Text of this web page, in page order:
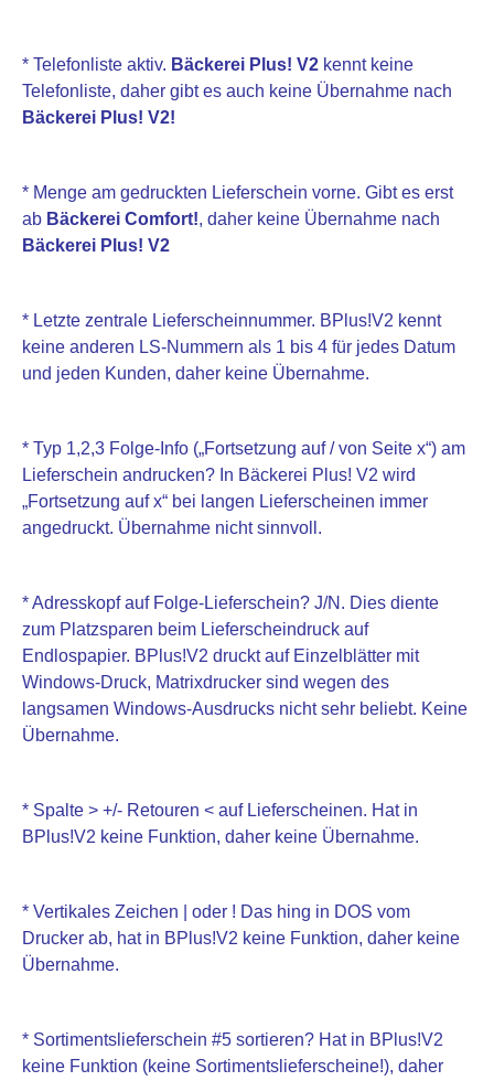
* Telefonliste aktiv. Bäckerei Plus! V2 kennt keine
Telefonliste, daher gibt es auch keine Übernahme nach
Bäckerei Plus! V2!
* Menge am gedruckten Lieferschein vorne. Gibt es erst
ab Bäckerei Comfort!, daher keine Übernahme nach
Bäckerei Plus! V2
* Letzte zentrale Lieferscheinnummer. BPlus!V2 kennt
keine anderen LS-Nummern als 1 bis 4 für jedes Datum
und jeden Kunden, daher keine Übernahme.
* Typ 1,2,3 Folge-Info („Fortsetzung auf / von Seite x“) am
Lieferschein andrucken? In Bäckerei Plus! V2 wird
„Fortsetzung auf x“ bei langen Lieferscheinen immer
angedruckt. Übernahme nicht sinnvoll.
* Adresskopf auf Folge-Lieferschein? J/N. Dies diente
zum Platzsparen beim Lieferscheindruck auf
Endlospapier. BPlus!V2 druckt auf Einzelblätter mit
Windows-Druck, Matrixdrucker sind wegen des
langsamen Windows-Ausdrucks nicht sehr beliebt. Keine
Übernahme.
* Spalte > +/- Retouren < auf Lieferscheinen. Hat in
BPlus!V2 keine Funktion, daher keine Übernahme.
* Vertikales Zeichen | oder ! Das hing in DOS vom
Drucker ab, hat in BPlus!V2 keine Funktion, daher keine
Übernahme.
* Sortimentslieferschein #5 sortieren? Hat in BPlus!V2
keine Funktion (keine Sortimentslieferscheine!), daher